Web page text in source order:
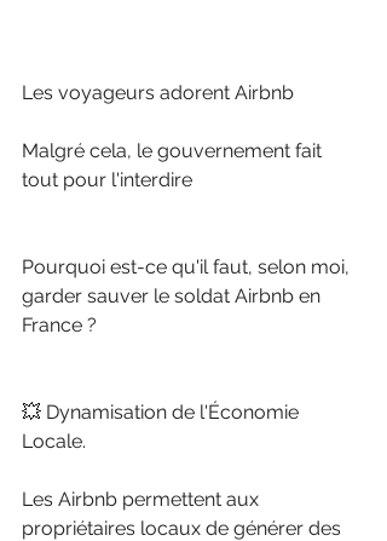
Les voyageurs adorent Airbnb
Malgré cela, le gouvernement fait
tout pour l'interdire
Pourquoi est-ce qu'il faut, selon moi,
garder sauver le soldat Airbnb en
France ?
💥 Dynamisation de l'Économie
Locale.
Les Airbnb permettent aux
propriétaires locaux de générer des